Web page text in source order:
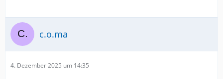
c.o.ma
4. Dezember 2025 um 14:35